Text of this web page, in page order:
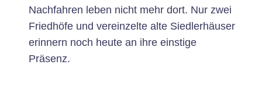
Nachfahren leben nicht mehr dort. Nur zwei
Friedhöfe und vereinzelte alte Siedlerhäuser
erinnern noch heute an ihre einstige
Präsenz.